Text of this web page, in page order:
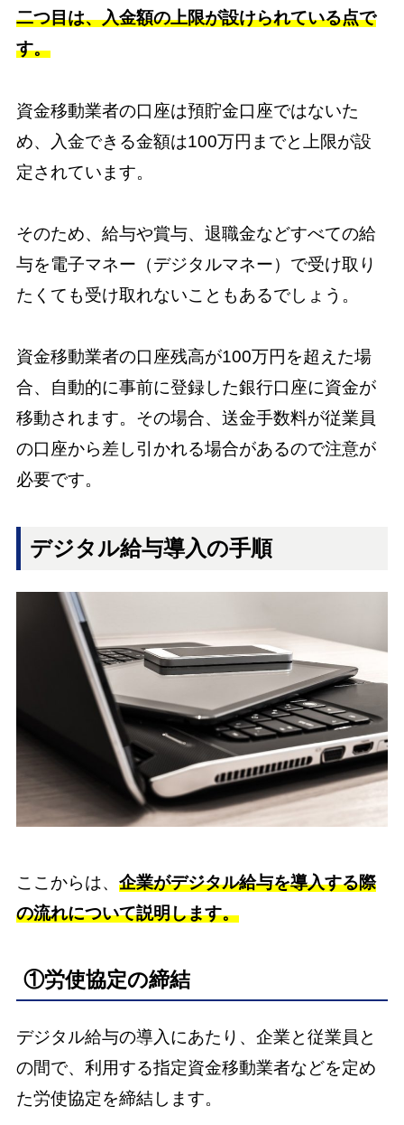
二つ目は、入金額の上限が設けられている点で
す。
資金移動業者の口座は預貯金口座ではないた
め、入金できる金額は100万円までと上限が設
定されています。
そのため、給与や賞与、退職金などすべての給
与を電子マネー（デジタルマネー）で受け取り
たくても受け取れないこともあるでしょう。
資金移動業者の口座残高が100万円を超えた場
合、自動的に事前に登録した銀行口座に資金が
移動されます。その場合、送金手数料が従業員
の口座から差し引かれる場合があるので注意が
必要です。
デジタル給与導入の手順
ここからは、 企業がデジタル給与を導入する際
の流れについて説明します。
①労使協定の締結
デジタル給与の導入にあたり、企業と従業員と
の間で、利用する指定資金移動業者などを定め
た労使協定を締結します。